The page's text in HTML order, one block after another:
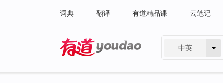
词典 翻译 有道精品课 云笔记
中英